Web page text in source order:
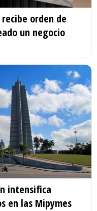
orden de
un negocio
intensifica
en las Mipymes